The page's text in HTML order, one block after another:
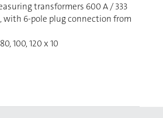
transformers 600 A / 333
with 6-pole plug connection from
100, 120 x 10